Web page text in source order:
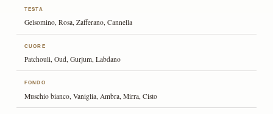
TESTA
Gelsomino, Rosa, Zafferano, Cannella
CUORE
Patchouli, Oud, Gurjum, Labdano
FONDO
Muschio bianco, Vaniglia, Ambra, Mirra, Cisto